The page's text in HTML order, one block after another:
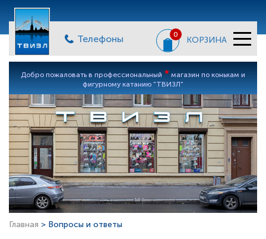
Телефоны 0
КОРЗИНА
Добро пожаловать в профессиональный * магазин по конькам и
фигурному катанию "ТВИЗЛ"
Главная > Вопросы и ответы